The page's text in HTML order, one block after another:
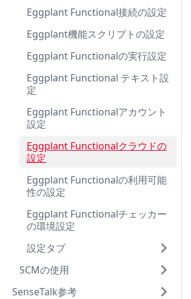
Eggplant Functional接続の設定
Eggplant機能スクリプトの設定
Eggplant Functionalの実行設定
Eggplant Functional テキスト設
定
Eggplant Functionalアカウント
設定
Eggplant Functionalクラウドの
設定
Eggplant Functionalの利用可能
性の設定
Eggplant Functionalチェッカー
の環境設定
設定タブ
SCMの使用
SenseTalk参考